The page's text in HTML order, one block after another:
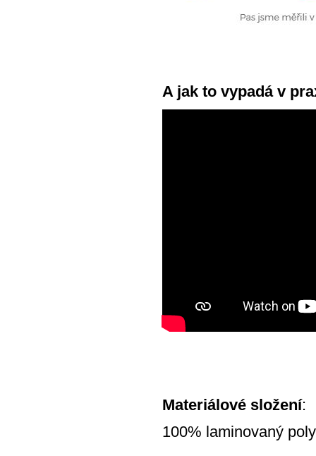
A jak to vypadá v
Materiálové složení:
100% laminovaný